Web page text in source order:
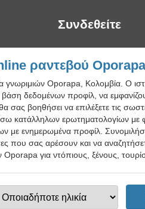
Συνδεθείτε
ραντεβού
γνωριμιών Oporapa, Κολομβία. Ο
δεδομένων προφίλ, να
σας βοηθήσει να επιλέξετε τις
κατάλληλων ερωτηματολογίων
με ενημερωμένα προφίλ.
που σας αρέσουν και να
για ντόπιους, ξένους,